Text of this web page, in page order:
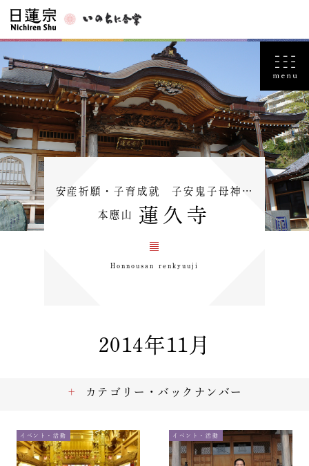
安産祈願・子育成就 子安鬼子母神…
本應山 蓮久寺
Honnousan renkyuuji
2014年11月
イベント・活動 イベント・活動
カテゴリー・バックナンバー